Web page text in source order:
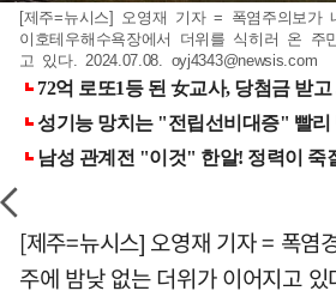
[제주=뉴시스] 오영재 기자 = 폭염주의보가
이호테우해수욕장에서 더위를 식히러 온 주
고 있다. 2024.07.08. oyj4343@newsis.com
[제주=뉴시스] 오영재 기자 = 폭염
주에 밤낮 없는 더위가 이어지고 있